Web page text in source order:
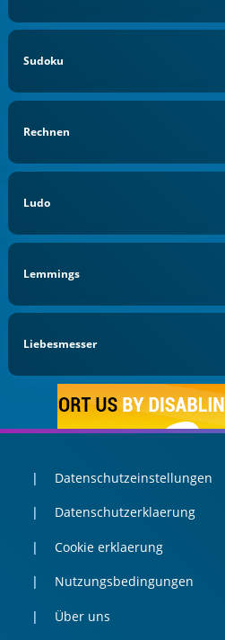
Sudoku
Rechnen
Ludo
Lemmings
Liebesmesser
Datenschutzeinstellungen
Datenschutzerklaerung
Cookie erklaerung
Nutzungsbedingungen
Über uns